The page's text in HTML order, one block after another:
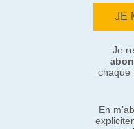
Je
chaque
En